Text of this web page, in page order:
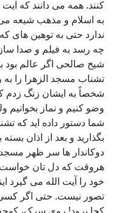
کنند. همه می دانند که آیت
به اسلام و مذهب شیعه می کند
ندارد حتی به توهین های که به
چه رسد به فیلم و صدا سازی.
شیخ صالحی اگر عالم بود با
تشناب مسجد الزهرا را به روی
شخصاً به ایشان زنگ زدم که
وضو کنیم و نماز بخوانیم ولی
شما دستور داده اید که تشناب ها
بگذارید و بعد از اذان بسته باشد،
دوکاندار ها سر ظهر مسجد به نماز
هروقت که دل تان خواست میاید.
خود را آیت الله می گیرد اینقدر
تصور نیست. حتی اگر کسی نماز